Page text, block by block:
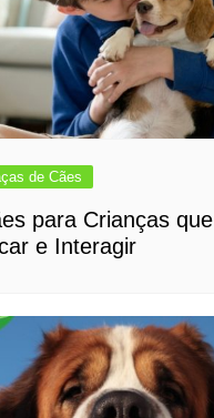
de Cães
para Crianças que
e Interagir